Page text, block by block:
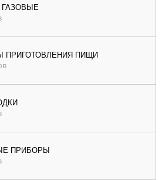
ГАЗОВЫЕ
ПРИГОТОВЛЕНИЯ ПИЩИ
ПРИБОРЫ